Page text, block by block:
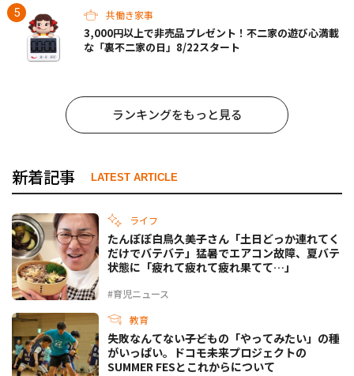
共働き家事
3,000円以上で非売品プレゼント！不二家の遊び心満載
な「裏不二家の日」8/22スタート
ランキングをもっと見る
新着記事 LATEST ARTICLE
ライフ
#育児ニュース
たんぽぽ白鳥久美子さん「土日どっか連れてく
だけでバテバテ」猛暑でエアコン故障、夏バテ
状態に「疲れて疲れて疲れ果てて…」
教育
失敗なんてない――子どもの「やってみたい」の種
がいっぱい。ドコモ未来プロジェクトの
SUMMER FESとこれからについて